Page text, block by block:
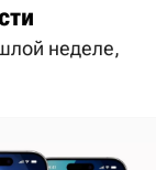
неделе,